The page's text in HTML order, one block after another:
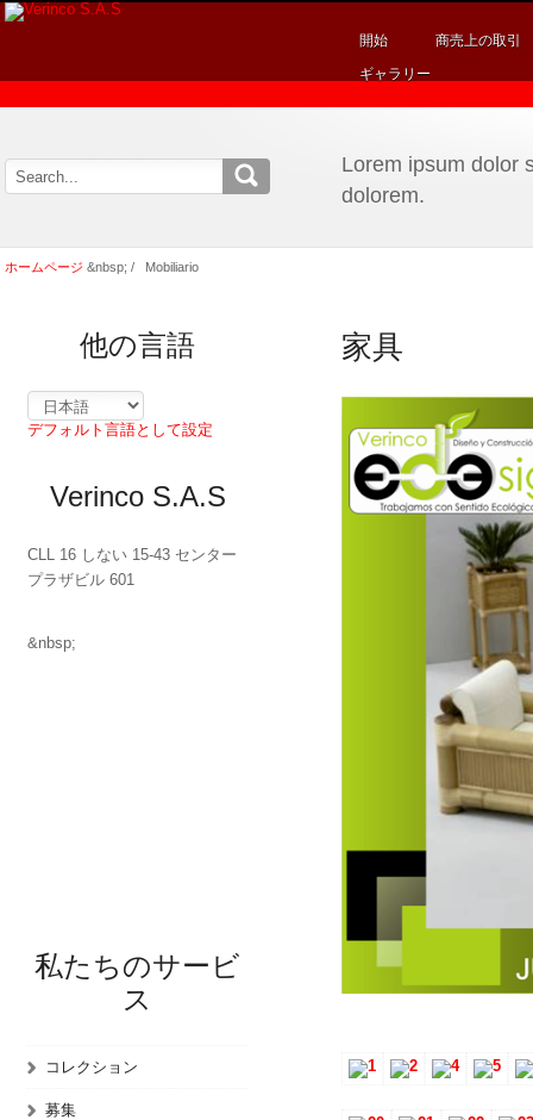
開始
商売上の取引
ギャラリー
Lorem ipsum dolor
dolorem.
ホームページ &nbsp; / Mobiliario
他の言語
デフォルト言語として設定
Verinco S.A.S
CLL 16 しない 15-43 センター
プラザビル 601
&nbsp;
私たちのサービ
ス
コレクション
募集
家具